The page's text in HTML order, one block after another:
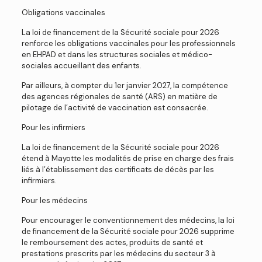
Obligations vaccinales
La loi de financement de la Sécurité sociale pour 2026
renforce les obligations vaccinales pour les professionnels
en EHPAD et dans les structures sociales et médico-
sociales accueillant des enfants.
Par ailleurs, à compter du 1er janvier 2027, la compétence
des agences régionales de santé (ARS) en matière de
pilotage de l’activité de vaccination est consacrée.
Pour les infirmiers
La loi de financement de la Sécurité sociale pour 2026
étend à Mayotte les modalités de prise en charge des frais
liés à l’établissement des certificats de décès par les
infirmiers.
Pour les médecins
Pour encourager le conventionnement des médecins, la loi
de financement de la Sécurité sociale pour 2026 supprime
le remboursement des actes, produits de santé et
prestations prescrits par les médecins du secteur 3 à